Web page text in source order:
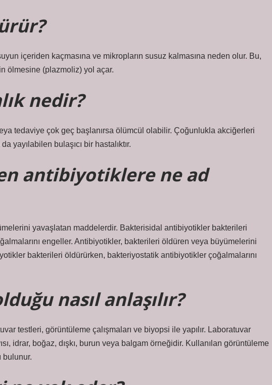
içeriden kaçmasına ve mikropların susuz kalmasına neden olur. Bu,
ölmesine (plazmoliz) yol açar.
nedir?
tedaviye çok geç başlanırsa ölümcül olabilir. Çoğunlukla akciğerleri
yayılabilen bulaşıcı bir hastalıktır.
antibiyotiklere ne ad
yavaşlatan maddelerdir. Bakterisidal antibiyotikler bakterileri
engeller. Antibiyotikler, bakterileri öldüren veya büyümelerini
bakterileri öldürürken, bakteriyostatik antibiyotikler çoğalmalarını
nasıl anlaşılır?
testleri, görüntüleme çalışmaları ve biyopsi ile yapılır. Laboratuvar
idrar, boğaz, dışkı, burun veya balgam örneğidir. Kullanılan görüntüleme
bulunur.